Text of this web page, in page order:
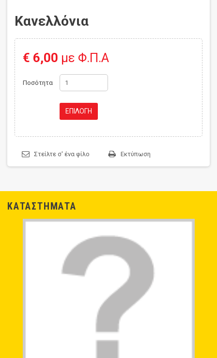
Κανελλόνια
€ 6,00 με Φ.Π.Α
Ποσότητα
ΕΠΙΛΟΓΗ
Στείλτε σ' ένα φίλο Εκτύπωση
ΚΑΤΑΣΤΗΜΑΤΑ